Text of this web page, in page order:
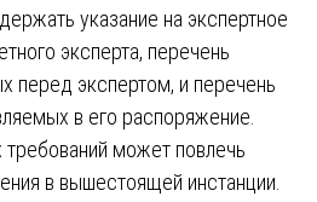
указание на экспертное
эксперта, перечень
перед экспертом, и перечень
в его распоряжение.
может повлечь
в вышестоящей инстанции.